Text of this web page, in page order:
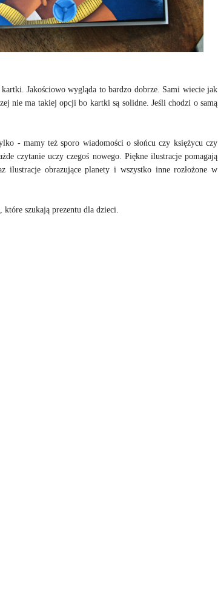
Jakościowo wygląda to bardzo dobrze. Sami wiecie jak
nie ma takiej opcji bo kartki są solidne. Jeśli chodzi o samą
- mamy też sporo wiadomości o słońcu czy księżycu czy
czytanie uczy czegoś nowego. Piękne ilustracje pomagają
ilustracje obrazujące planety i wszystko inne rozłożone w
szukają prezentu dla dzieci.